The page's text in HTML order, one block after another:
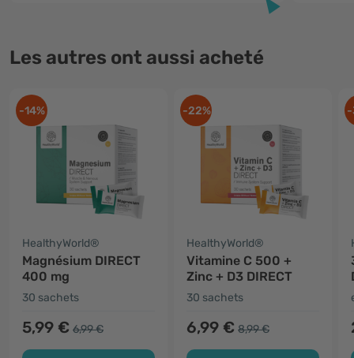
Les autres ont aussi acheté
-14%
HealthyWorld®
Magnésium DIRECT
400 mg
30 sachets
5,99 € 6,99 €
-22%
HealthyWorld®
Vitamine C 500 +
Zinc + D3 DIRECT
30 sachets
6,99 € 8,99 €
-